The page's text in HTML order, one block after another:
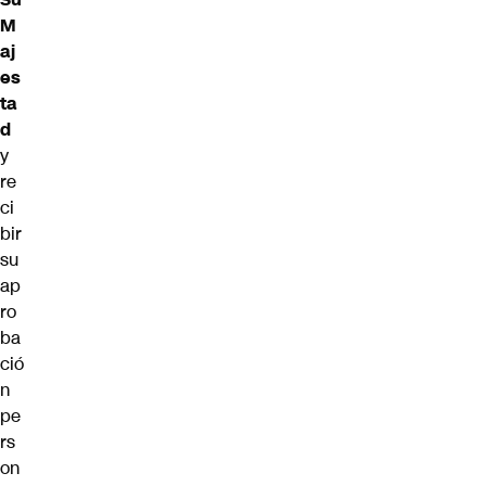
M
aj
es
ta
d
y
re
ci
bir
su
ap
ro
ba
ció
n
pe
rs
on